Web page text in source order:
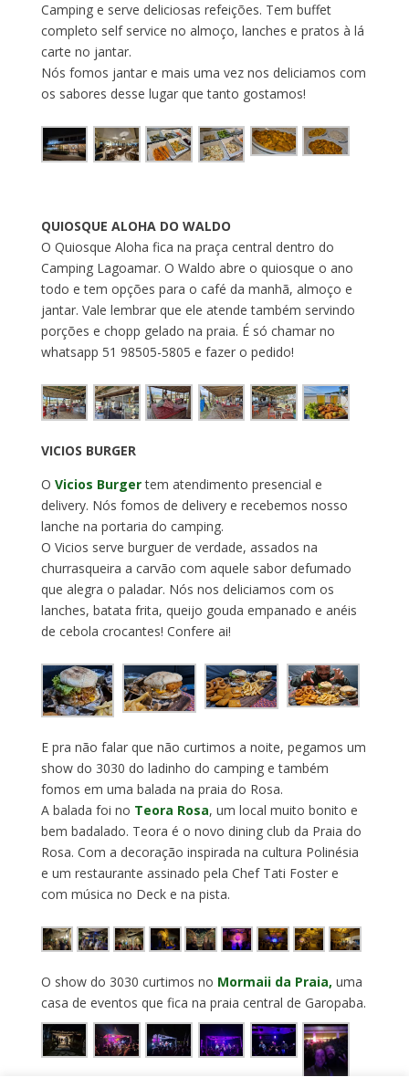
Camping e serve deliciosas refeições. Tem buffet
completo self service no almoço, lanches e pratos à lá
carte no jantar.
Nós fomos jantar e mais uma vez nos deliciamos com
os sabores desse lugar que tanto gostamos!
QUIOSQUE ALOHA DO WALDO
O Quiosque Aloha fica na praça central dentro do
Camping Lagoamar. O Waldo abre o quiosque o ano
todo e tem opções para o café da manhã, almoço e
jantar. Vale lembrar que ele atende também servindo
porções e chopp gelado na praia. É só chamar no
whatsapp 51 98505-5805 e fazer o pedido!
VICIOS BURGER
O Vicios Burgertem atendimento presencial e
delivery. Nós fomos de delivery e recebemos nosso
lanche na portaria do camping.
O Vicios serve burguer de verdade, assados na
churrasqueira a carvão com aquele sabor defumado
que alegra o paladar. Nós nos deliciamos com os
lanches, batata frita, queijo gouda empanado e anéis
de cebola crocantes! Confere ai!
E pra não falar que não curtimos a noite, pegamos um
show do 3030 do ladinho do camping e também
fomos em uma balada na praia do Rosa.
A balada foi no Teora Rosa, um local muito bonito e
bem badalado. Teora é o novo dining club da Praia do
Rosa. Com a decoração inspirada na cultura Polinésia
e um restaurante assinado pela Chef Tati Foster e
com música no Deck e na pista.
O show do 3030 curtimos no Mormaii da Praia, uma
casa de eventos que fica na praia central de Garopaba.